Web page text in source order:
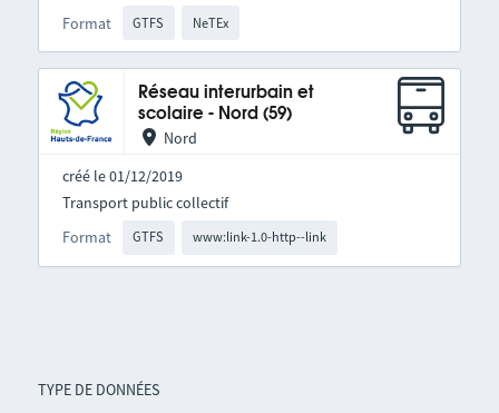
TYPE DE DONNÉES
Format GTFS NeTEx
Réseau interurbain et
scolaire - Nord (59)
Nord
créé le 01/12/2019
Format GTFS www:link-1.0-http--link
Transport public collectif